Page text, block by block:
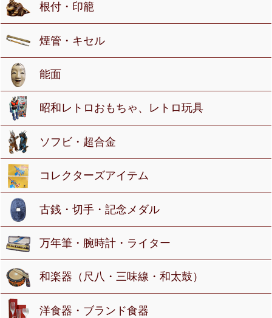
根付・印籠
煙管・キセル
能面
昭和レトロおもちゃ、レトロ玩具
ソフビ・超合金
コレクターズアイテム
古銭・切手・記念メダル
万年筆・腕時計・ライター
和楽器（尺八・三味線・和太鼓）
洋食器・ブランド食器